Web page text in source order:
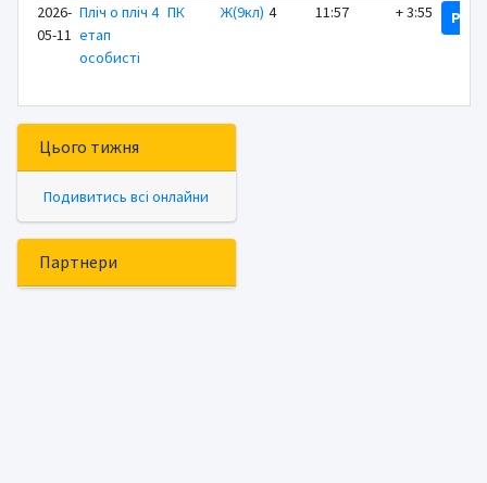
2026-
05-11
Пліч о пліч 4
етап
особисті
ПК Ж(9кл) 4 11:57 + 3:55
Цього тижня
Подивитись всі онлайни
Партнери